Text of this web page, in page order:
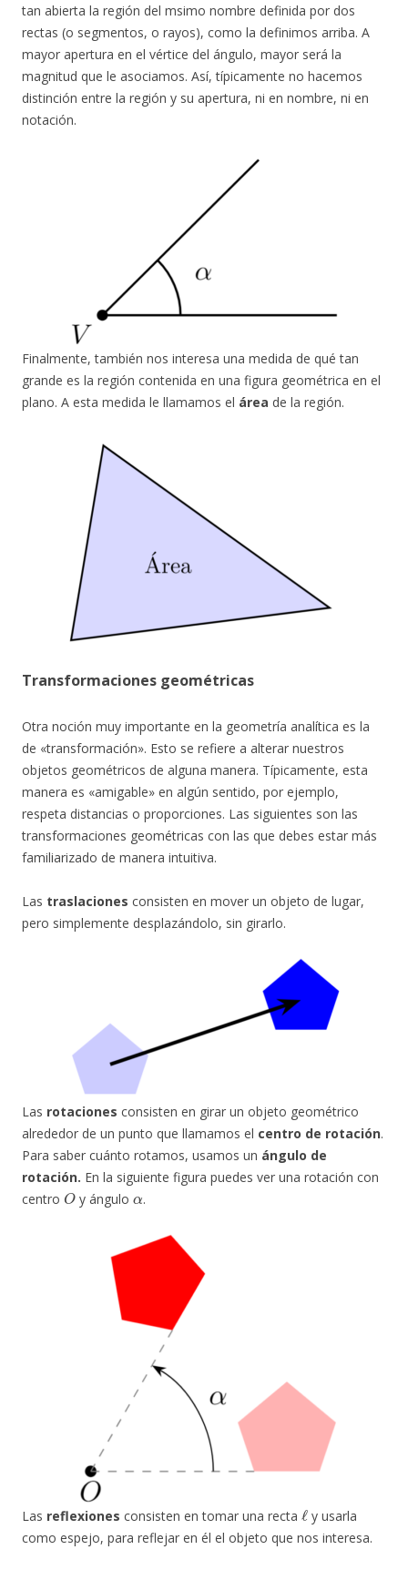
tan abierta la región del msimo nombre definida por dos
rectas (o segmentos, o rayos), como la definimos arriba. A
mayor apertura en el vértice del ángulo, mayor será la
magnitud que le asociamos. Así, típicamente no hacemos
distinción entre la región y su apertura, ni en nombre, ni en
notación.
Finalmente, también nos interesa una medida de qué tan
grande es la región contenida en una figura geométrica en el
plano. A esta medida le llamamos el área de la región.
Transformaciones geométricas
Otra noción muy importante en la geometría analítica es la
de «transformación». Esto se refiere a alterar nuestros
objetos geométricos de alguna manera. Típicamente, esta
manera es «amigable» en algún sentido, por ejemplo,
respeta distancias o proporciones. Las siguientes son las
transformaciones geométricas con las que debes estar más
familiarizado de manera intuitiva.
Las traslaciones consisten en mover un objeto de lugar,
pero simplemente desplazándolo, sin girarlo.
Las rotaciones consisten en girar un objeto geométrico
alrededor de un punto que llamamos el centro de rotación.
Para saber cuánto rotamos, usamos un ángulo de
rotación. En la siguiente figura puedes ver una rotación con
centro
O
y ángulo
α
.
Las reflexiones consisten en tomar una recta
ℓ
y usarla
como espejo, para reflejar en él el objeto que nos interesa.